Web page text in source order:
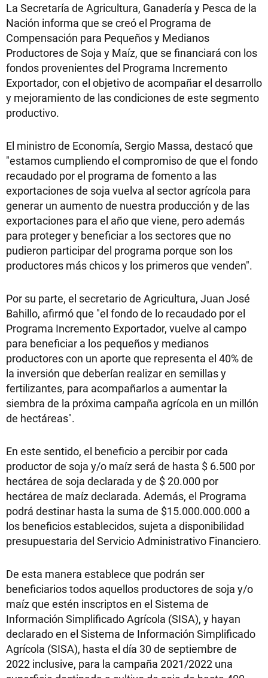
La Secretaría de Agricultura, Ganadería y Pesca de la
Nación informa que se creó el Programa de
Compensación para Pequeños y Medianos
Productores de Soja y Maíz, que se financiará con los
fondos provenientes del Programa Incremento
Exportador, con el objetivo de acompañar el desarrollo
y mejoramiento de las condiciones de este segmento
productivo.
El ministro de Economía, Sergio Massa, destacó que
"estamos cumpliendo el compromiso de que el fondo
recaudado por el programa de fomento a las
exportaciones de soja vuelva al sector agrícola para
generar un aumento de nuestra producción y de las
exportaciones para el año que viene, pero además
para proteger y beneficiar a los sectores que no
pudieron participar del programa porque son los
productores más chicos y los primeros que venden".
Por su parte, el secretario de Agricultura, Juan José
Bahillo, afirmó que "el fondo de lo recaudado por el
Programa Incremento Exportador, vuelve al campo
para beneficiar a los pequeños y medianos
productores con un aporte que representa el 40% de
la inversión que deberían realizar en semillas y
fertilizantes, para acompañarlos a aumentar la
siembra de la próxima campaña agrícola en un millón
de hectáreas".
En este sentido, el beneficio a percibir por cada
productor de soja y/o maíz será de hasta $ 6.500 por
hectárea de soja declarada y de $ 20.000 por
hectárea de maíz declarada. Además, el Programa
podrá destinar hasta la suma de $15.000.000.000 a
los beneficios establecidos, sujeta a disponibilidad
presupuestaria del Servicio Administrativo Financiero.
De esta manera establece que podrán ser
beneficiarios todos aquellos productores de soja y/o
maíz que estén inscriptos en el Sistema de
Información Simplificado Agrícola (SISA), y hayan
declarado en el Sistema de Información Simplificado
Agrícola (SISA), hasta el día 30 de septiembre de
2022 inclusive, para la campaña 2021/2022 una